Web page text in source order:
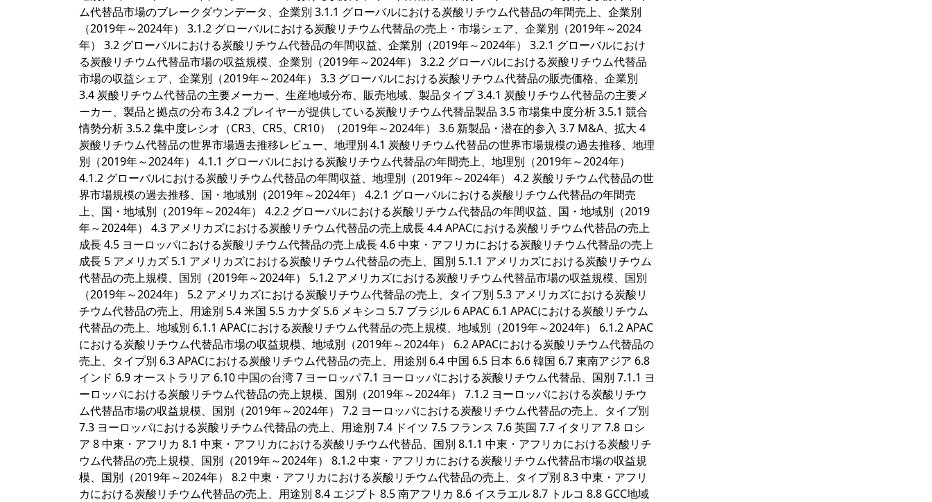
ム代替品市場のブレークダウンデータ、企業別 3.1.1 グローバルにおける炭酸リチウム代替品の年間売上、企業別
（2019年～2024年） 3.1.2 グローバルにおける炭酸リチウム代替品の売上・市場シェア、企業別（2019年～2024
年） 3.2 グローバルにおける炭酸リチウム代替品の年間収益、企業別（2019年～2024年） 3.2.1 グローバルにおけ
る炭酸リチウム代替品市場の収益規模、企業別（2019年～2024年） 3.2.2 グローバルにおける炭酸リチウム代替品
市場の収益シェア、企業別（2019年～2024年） 3.3 グローバルにおける炭酸リチウム代替品の販売価格、企業別
3.4 炭酸リチウム代替品の主要メーカー、生産地域分布、販売地域、製品タイプ 3.4.1 炭酸リチウム代替品の主要メ
ーカー、製品と拠点の分布 3.4.2 プレイヤーが提供している炭酸リチウム代替品製品 3.5 市場集中度分析 3.5.1 競合
情勢分析 3.5.2 集中度レシオ（CR3、CR5、CR10）（2019年～2024年） 3.6 新製品・潜在的参入 3.7 M&A、拡大 4
炭酸リチウム代替品の世界市場過去推移レビュー、地理別 4.1 炭酸リチウム代替品の世界市場規模の過去推移、地理
別（2019年～2024年） 4.1.1 グローバルにおける炭酸リチウム代替品の年間売上、地理別（2019年～2024年）
4.1.2 グローバルにおける炭酸リチウム代替品の年間収益、地理別（2019年～2024年） 4.2 炭酸リチウム代替品の世
界市場規模の過去推移、国・地域別（2019年～2024年） 4.2.1 グローバルにおける炭酸リチウム代替品の年間売
上、国・地域別（2019年～2024年） 4.2.2 グローバルにおける炭酸リチウム代替品の年間収益、国・地域別（2019
年～2024年） 4.3 アメリカズにおける炭酸リチウム代替品の売上成長 4.4 APACにおける炭酸リチウム代替品の売上
成長 4.5 ヨーロッパにおける炭酸リチウム代替品の売上成長 4.6 中東・アフリカにおける炭酸リチウム代替品の売上
成長 5 アメリカズ 5.1 アメリカズにおける炭酸リチウム代替品の売上、国別 5.1.1 アメリカズにおける炭酸リチウム
代替品の売上規模、国別（2019年～2024年） 5.1.2 アメリカズにおける炭酸リチウム代替品市場の収益規模、国別
（2019年～2024年） 5.2 アメリカズにおける炭酸リチウム代替品の売上、タイプ別 5.3 アメリカズにおける炭酸リ
チウム代替品の売上、用途別 5.4 米国 5.5 カナダ 5.6 メキシコ 5.7 ブラジル 6 APAC 6.1 APACにおける炭酸リチウム
代替品の売上、地域別 6.1.1 APACにおける炭酸リチウム代替品の売上規模、地域別（2019年～2024年） 6.1.2 APAC
における炭酸リチウム代替品市場の収益規模、地域別（2019年～2024年） 6.2 APACにおける炭酸リチウム代替品の
売上、タイプ別 6.3 APACにおける炭酸リチウム代替品の売上、用途別 6.4 中国 6.5 日本 6.6 韓国 6.7 東南アジア 6.8
インド 6.9 オーストラリア 6.10 中国の台湾 7 ヨーロッパ 7.1 ヨーロッパにおける炭酸リチウム代替品、国別 7.1.1 ヨ
ーロッパにおける炭酸リチウム代替品の売上規模、国別（2019年～2024年） 7.1.2 ヨーロッパにおける炭酸リチウ
ム代替品市場の収益規模、国別（2019年～2024年） 7.2 ヨーロッパにおける炭酸リチウム代替品の売上、タイプ別
7.3 ヨーロッパにおける炭酸リチウム代替品の売上、用途別 7.4 ドイツ 7.5 フランス 7.6 英国 7.7 イタリア 7.8 ロシ
ア 8 中東・アフリカ 8.1 中東・アフリカにおける炭酸リチウム代替品、国別 8.1.1 中東・アフリカにおける炭酸リチ
ウム代替品の売上規模、国別（2019年～2024年） 8.1.2 中東・アフリカにおける炭酸リチウム代替品市場の収益規
模、国別（2019年～2024年） 8.2 中東・アフリカにおける炭酸リチウム代替品の売上、タイプ別 8.3 中東・アフリ
カにおける炭酸リチウム代替品の売上、用途別 8.4 エジプト 8.5 南アフリカ 8.6 イスラエル 8.7 トルコ 8.8 GCC地域